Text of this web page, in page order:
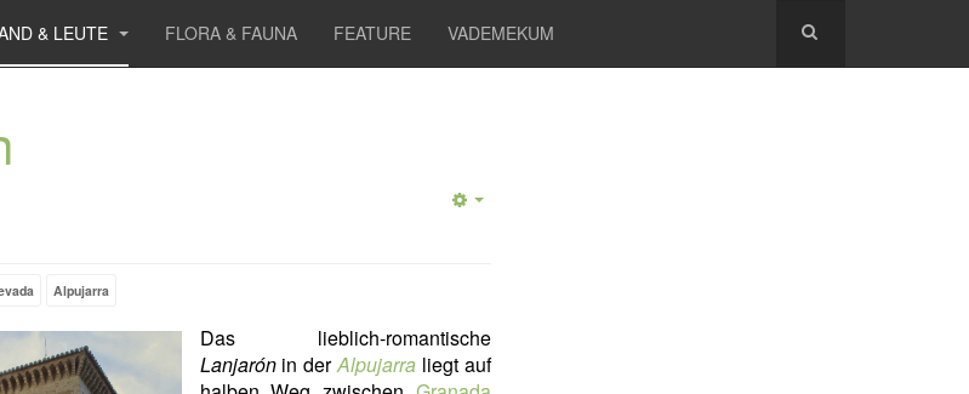
& LEUTE FLORA & FAUNA FEATURE VADEMEKUM
Alpujarra
Das lieblich-romantische
Lanjarónin derAlpujarraliegt auf